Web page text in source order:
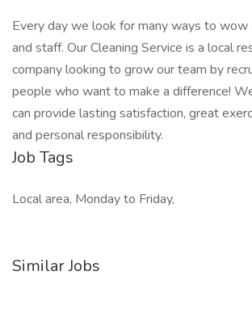
Every day we look for many ways to wow
and staff. Our Cleaning Service is a local
company looking to grow our team by
people who want to make a difference!
can provide lasting satisfaction, great
and personal responsibility.
Job Tags
Local area, Monday to Friday,
Similar Jobs